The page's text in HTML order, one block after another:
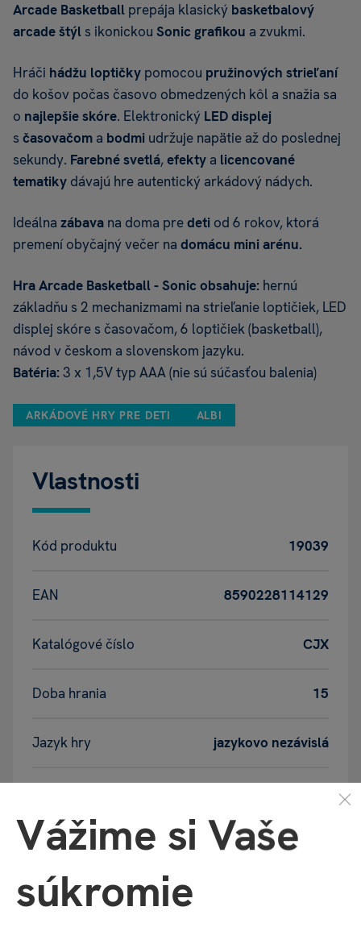
Arcade Basketball prepája klasický basketbalový
arcadeštýl s ikonickou Sonic grafikou a zvukmi.
Hráči hádžu loptičky pomocou pružinových strieľaní
do košov počas časovo obmedzených kôl a snažia sa
o najlepšie skóre. Elektronický LED displej
s časovačom a bodmi udržuje napätie až do poslednej
sekundy. Farebné svetlá,efekty a licencované
tematiky dávajú hre autentický arkádový nádych.
Ideálna zábava na doma predeti od 6 rokov, ktorá
premení obyčajný večer na domácu mini arénu.
Hra Arcade Basketball - Sonic obsahuje: hernú
základňu s 2 mechanizmami na strieľanie loptičiek, LED
displej skóre s časovačom, 6 loptičiek (basketball),
návod v českom a slovenskom jazyku.
Batéria: 3 x 1,5V typ AAA (nie sú súčasťou balenia)
ARKÁDOVÉ HRY PRE DETI ALBI
Vlastnosti
Kód produktu 19039
EAN 8590228114129
Katalógové číslo CJX
Doba hrania 15
Jazyk hry jazykovo nezávislá
Počet hráčov
Rok vydania
Vážime si Vaše
súkromie